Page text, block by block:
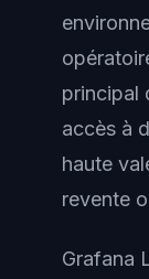
principal
accès à
haute
revente
Grafana